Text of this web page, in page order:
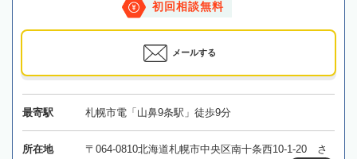
初回相談無料
メールする
最寄駅 札幌市電「山鼻9条駅」徒歩9分
所在地
〒064-0810北海道札幌市中央区南十条西10-1-20 さ